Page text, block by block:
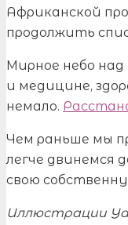
Африканской
продолжить
Мирное небо над
и медицине,
немало.
Чем раньше мы
легче двинемся
свою
Иллюстрации